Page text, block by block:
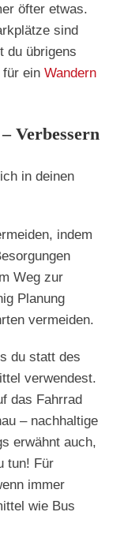
öfter etwas.
sind
du übrigens
für ein Wandern
Verbessern
in deinen
indem
Weg zur
Planung
vermeiden.
du statt des
verwendest.
das Fahrrad
– nachhaltige
erwähnt auch,
tun! Für
immer
wie Bus